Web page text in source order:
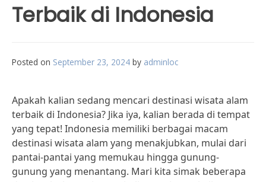
Terbaik di Indonesia
Posted on September 23, 2024 by adminloc
Apakah kalian sedang mencari destinasi wisata alam
terbaik di Indonesia? Jika iya, kalian berada di tempat
yang tepat! Indonesia memiliki berbagai macam
destinasi wisata alam yang menakjubkan, mulai dari
pantai-pantai yang memukau hingga gunung-
gunung yang menantang. Mari kita simak beberapa